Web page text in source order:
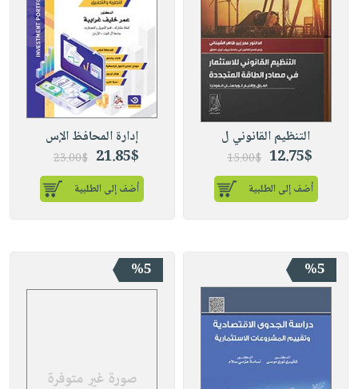
التنظيم القانوني ل
12.75$
15.00$
أضف إلى الطلبية
إدارة المحافظ الإس
21.85$
23.00$
أضف إلى الطلبية
%5
%5